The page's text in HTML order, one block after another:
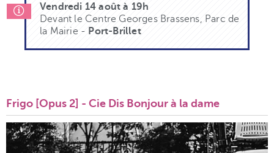
Vendredi 14 août à 19h
Devant le Centre Georges Brassens, Parc de
la Mairie - Port-Brillet
Frigo [Opus 2] - Cie Dis Bonjour à la dame